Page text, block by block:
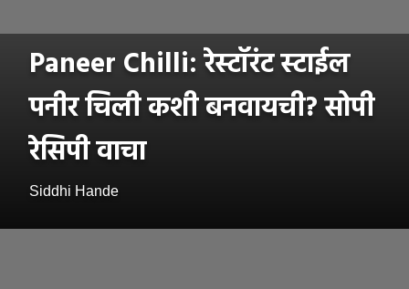
Paneer Chilli: रेस्टॉरंट स्टाईल
पनीर चिली कशी बनवायची? सोपी
रेसिपी वाचा
Siddhi Hande